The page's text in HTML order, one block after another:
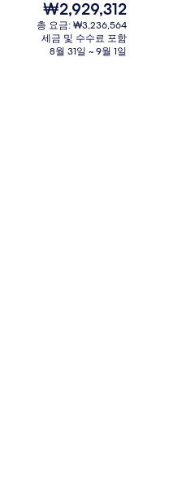
현
재
가
격
₩2,929,312
총 요금: ₩3,236,564
세금 및 수수료 포함
8월 31일 ~ 9월 1일